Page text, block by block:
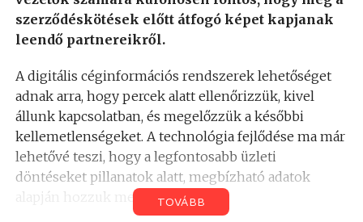
szerződéskötések előtt átfogó képet kapjanak
leendő partnereikről.
A digitális céginformációs rendszerek lehetőséget
adnak arra, hogy percek alatt ellenőrizzük, kivel
állunk kapcsolatban, és megelőzzük a későbbi
kellemetlenségeket. A technológia fejlődése ma már
lehetővé teszi, hogy a legfontosabb üzleti
döntéseket pillanatok alatt, megbízható adatok
alapján hozzuk meg.
TOVÁBB